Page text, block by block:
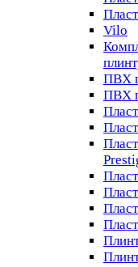
Vilo
ПВХ
ПВХ